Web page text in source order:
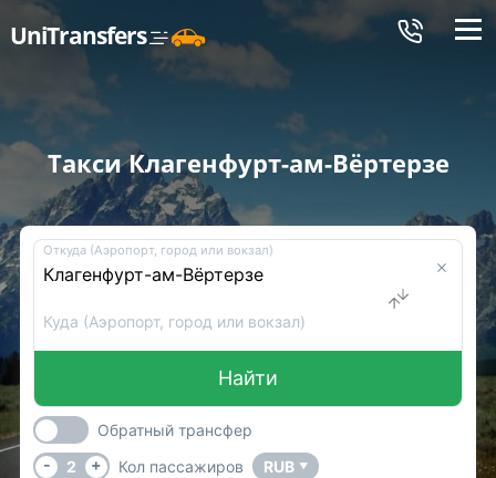
UniTransfers Меню
Такси Клагенфурт-ам-Вёртерзе
Откуда (Аэропорт, город или вокзал)
Куда (Аэропорт, город или вокзал)
Найти
Обратный трансфер
-
2 + Кол пассажиров RUB ▼